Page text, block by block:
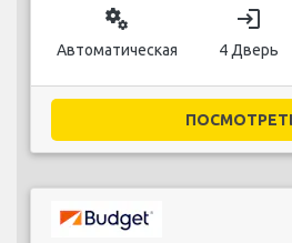
miscellaneous_services
Автоматическая
login
4 Дверь